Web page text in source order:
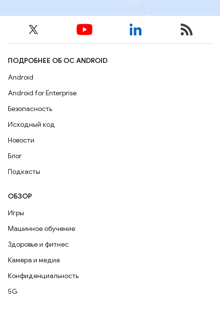
ПОДРОБНЕЕ ОБ ОС ANDROID
Android
Android for Enterprise
Безопасность
Исходный код
Новости
Блог
Подкасты
ОБЗОР
Игры
Машинное обучение
Здоровье и фитнес
Камера и медиа
Конфиденциальность
5G